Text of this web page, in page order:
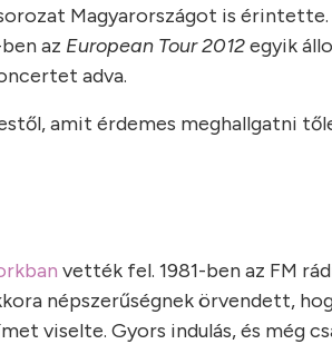
Magyarországot is érintette.
az European Tour 2012egyik
adva.
amit érdemes meghallgatni
vették fel. 1981-ben az FM
népszerűségnek örvendett,
viselte. Gyors indulás, és még